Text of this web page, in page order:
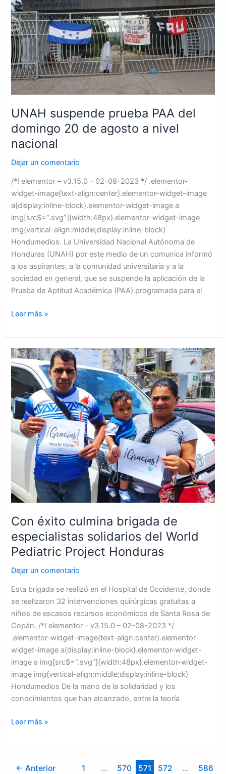
UNAH suspende prueba PAA del
domingo 20 de agosto a nivel
nacional
Dejar un comentario
/*! elementor – v3.15.0 – 02-08-2023 */ .elementor-
widget-image{text-align:center}.elementor-widget-image
a{display:inline-block}.elementor-widget-image a
img[src$=”.svg”]{width:48px}.elementor-widget-image
img{vertical-align:middle;display:inline-block}
Hondumedios. La Universidad Nacional Autónoma de
Honduras (UNAH) por este medio de un comunica informó
a los aspirantes, a la comunidad universitaria y a la
sociedad en general, que se suspende la aplicación de la
Prueba de Aptitud Académica (PAA) programada para el
prueba
PAA
del
domingo
20
de
agosto
a
nivel
nacional
Leer más »
Con éxito culmina brigada de
especialistas solidarios del World
Pediatric Project Honduras
Dejar un comentario
Esta brigada se realizó en el Hospital de Occidente, donde
se realizaron 32 intervenciones quirúrgicas gratuitas a
niños de escasos recursos económicos de Santa Rosa de
Copán. /*! elementor – v3.15.0 – 02-08-2023 */
.elementor-widget-image{text-align:center}.elementor-
widget-image a{display:inline-block}.elementor-widget-
image a img[src$=”.svg”]{width:48px}.elementor-widget-
image img{vertical-align:middle;display:inline-block}
Hondumedios De la mano de la solidaridad y los
conocimientos que han alcanzado, entre la teoría
Con
éxito
culmina
brigada
de
especialistas
solidarios
World
Pediatric
Project
Honduras
Leer más »
← Anterior 1 … 570 571 572 … 586